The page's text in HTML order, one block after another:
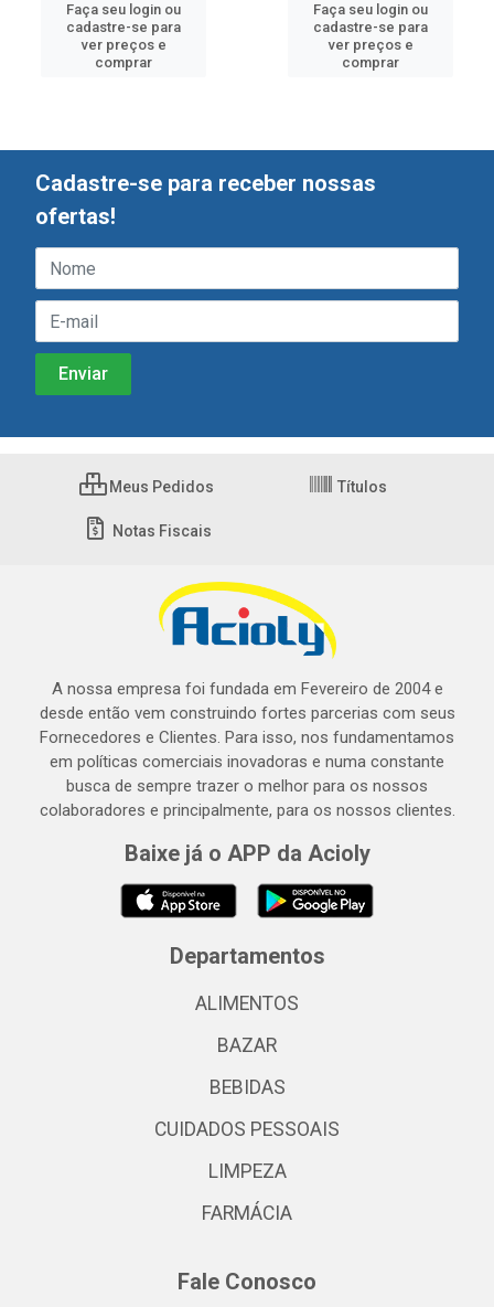
Faça seu login ou
cadastre-se para
ver preços e
comprar
Faça seu login ou
cadastre-se para
ver preços e
comprar
Cadastre-se para receber nossas
ofertas!
Meus Pedidos Títulos
Notas Fiscais
A nossa empresa foi fundada em Fevereiro de 2004 e
desde então vem construindo fortes parcerias com seus
Fornecedores e Clientes. Para isso, nos fundamentamos
em políticas comerciais inovadoras e numa constante
busca de sempre trazer o melhor para os nossos
colaboradores e principalmente, para os nossos clientes.
Baixe já o APP da Acioly
Departamentos
ALIMENTOS
BAZAR
BEBIDAS
CUIDADOS PESSOAIS
LIMPEZA
FARMÁCIA
Fale Conosco